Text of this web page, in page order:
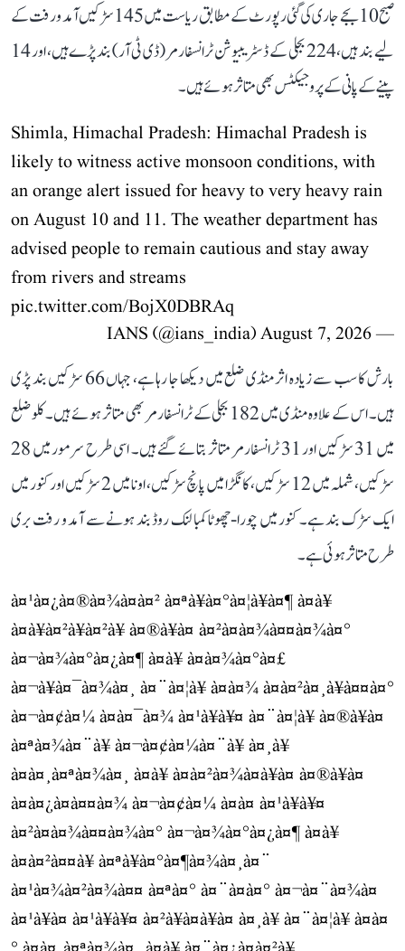
صبح 10 بجے جاری کی گئی رپورٹ کے مطابق ریاست میں 145 سڑکیں آمد و رفت کے
لیے بند ہیں، 224 بجلی کے ڈسٹریبیوشن ٹرانسفارمر (ڈی ٹی آر) بند پڑے ہیں، اور 14
پینے کے پانی کے پروجیکٹس بھی متاثر ہوئے ہیں۔
Shimla, Himachal Pradesh: Himachal Pradesh is
likely to witness active monsoon conditions, with
an orange alert issued for heavy to very heavy rain
on August 10 and 11. The weather department has
advised people to remain cautious and stay away
from rivers and streams
pic.twitter.com/BojX0DBRAq
— IANS (@ians_india)
August 7, 2026
بارش کا سب سے زیادہ اثر منڈی ضلع میں دیکھا جا رہا ہے، جہاں 66 سڑکیں بند پڑی
ہیں۔ اس کے علاوہ منڈی میں 182 بجلی کے ٹرانسفارمر بھی متاثر ہوئے ہیں۔ کلو ضلع
میں 31 سڑکیں اور 31 ٹرانسفارمر متاثر بتائے گئے ہیں۔ اسی طرح سرمور میں 28
سڑکیں، شملہ میں 12 سڑکیں، کانگڑا میں پانچ سڑکیں، اونا میں 2 سڑکیں اور کنور میں
ایک سڑک بند ہے۔ کنور میں چورا-چھوٹا کمبا لنک روڈ بند ہونے سے آمد و رفت بری
طرح متاثر ہوئی ہے۔
à¤¹à¤¿à¤®à¤¾à¤à¤² à¤ªà¥à¤°à¤¦à¥à¤¶ à¤à¥
à¤à¥à¤²à¥à¤²à¥ à¤®à¥à¤ à¤²à¤à¤¾à¤¤à¤¾à¤°
à¤¬à¤¾à¤°à¤¿à¤¶ à¤à¥ à¤à¤¾à¤°à¤£
à¤¬à¥à¤¯à¤¾à¤¸ à¤¨à¤¦à¥ à¤à¤¾ à¤à¤²à¤¸à¥à¤¤à¤°
à¤¬à¤¢à¤¼ à¤à¤¯à¤¾ à¤¹à¥à¥¤ à¤¨à¤¦à¥ à¤®à¥à¤
à¤ªà¤¾à¤¨à¥ à¤¬à¤¢à¤¼à¤¨à¥ à¤¸à¥
à¤à¤¸à¤ªà¤¾à¤¸ à¤à¥ à¤à¤²à¤¾à¤à¥à¤ à¤®à¥à¤
à¤à¤¿à¤à¤¤à¤¾ à¤¬à¤¢à¤¼ à¤à¤ à¤¹à¥à¥¤
à¤²à¤à¤¾à¤¤à¤¾à¤° à¤¬à¤¾à¤°à¤¿à¤¶ à¤à¥
à¤à¤²à¤¤à¥ à¤ªà¥à¤°à¤¶à¤¾à¤¸à¤¨
à¤¹à¤¾à¤²à¤¾à¤¤ à¤ªà¤° à¤¨à¤à¤° à¤¬à¤¨à¤¾à¤
à¤¹à¥à¤ à¤¹à¥à¥¤ à¤²à¥à¤à¥à¤ à¤¸à¥ à¤¨à¤¦à¥ à¤à¤